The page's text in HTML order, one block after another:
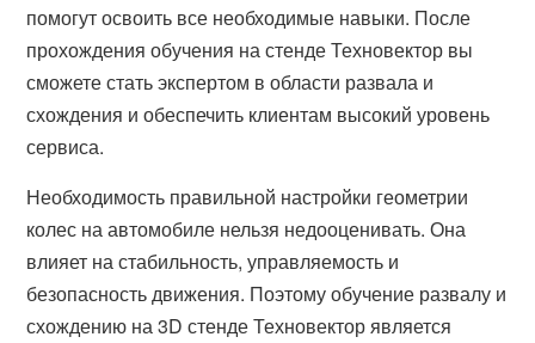
помогут освоить все необходимые навыки. После
прохождения обучения на стенде Техновектор вы
сможете стать экспертом в области развала и
схождения и обеспечить клиентам высокий уровень
сервиса.
Необходимость правильной настройки геометрии
колес на автомобиле нельзя недооценивать. Она
влияет на стабильность, управляемость и
безопасность движения. Поэтому обучение развалу и
схождению на 3D стенде Техновектор является